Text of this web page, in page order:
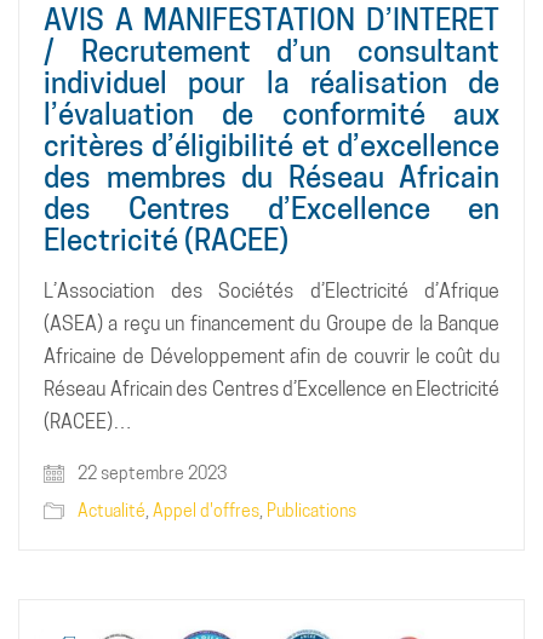
AVIS A MANIFESTATION D’INTERET
/ Recrutement d’un consultant
individuel pour la réalisation de
l’évaluation de conformité aux
critères d’éligibilité et d’excellence
des membres du Réseau Africain
des Centres d’Excellence en
Electricité (RACEE)
L’Association des Sociétés d’Electricité d’Afrique
(ASEA) a reçu un financement du Groupe de la Banque
Africaine de Développement afin de couvrir le coût du
Réseau Africain des Centres d’Excellence en Electricité
(RACEE)…
22 septembre 2023
Actualité Appel d'offres Publications